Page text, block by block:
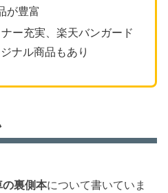
が豊富
ー充実、楽天バンガード
ナル商品もあり
の裏側本について書いていま